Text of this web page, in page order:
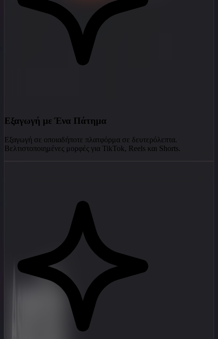
Εξαγωγή με Ένα Πάτημα
Εξαγωγή σε οποιαδήποτε πλατφόρμα σε δευτερόλεπτα.
Βελτιστοποιημένες μορφές για TikTok, Reels και Shorts.